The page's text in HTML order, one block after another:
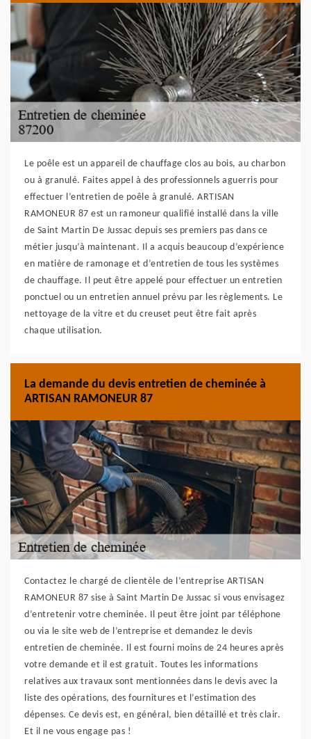
Le poêle est un appareil de chauffage clos au bois, au charbon
ou à granulé. Faites appel à des professionnels aguerris pour
effectuer l’entretien de poêle à granulé. ARTISAN
RAMONEUR 87 est un ramoneur qualifié installé dans la ville
de Saint Martin De Jussac depuis ses premiers pas dans ce
métier jusqu’à maintenant. Il a acquis beaucoup d’expérience
en matière de ramonage et d’entretien de tous les systèmes
de chauffage. Il peut être appelé pour effectuer un entretien
ponctuel ou un entretien annuel prévu par les règlements. Le
nettoyage de la vitre et du creuset peut être fait après
chaque utilisation.
La demande du devis entretien de cheminée à
ARTISAN RAMONEUR 87
Contactez le chargé de clientèle de l’entreprise ARTISAN
RAMONEUR 87 sise à Saint Martin De Jussac si vous envisagez
d’entretenir votre cheminée. Il peut être joint par téléphone
ou via le site web de l’entreprise et demandez le devis
entretien de cheminée. Il est fourni moins de 24 heures après
votre demande et il est gratuit. Toutes les informations
relatives aux travaux sont mentionnées dans le devis avec la
liste des opérations, des fournitures et l’estimation des
dépenses. Ce devis est, en général, bien détaillé et très clair.
Et il ne vous engage pas !